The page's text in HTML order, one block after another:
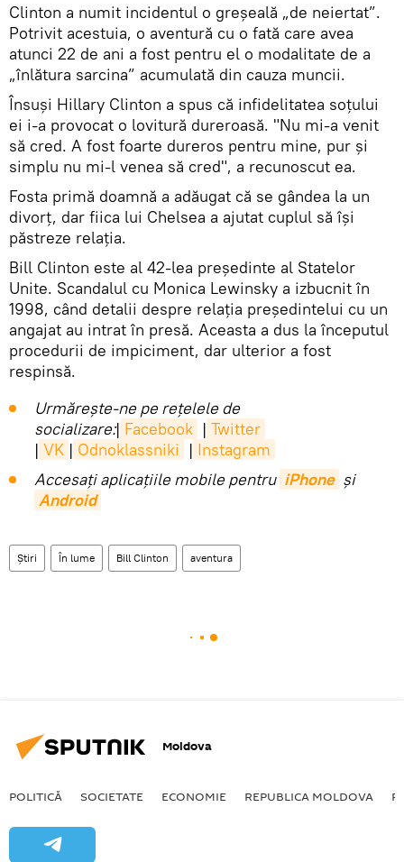
Clinton a numit incidentul o greșeală „de neiertat”.
Potrivit acestuia, o aventură cu o fată care avea
atunci 22 de ani a fost pentru el o modalitate de a
„înlătura sarcina” acumulată din cauza muncii.
Însuși Hillary Clinton a spus că infidelitatea soțului
ei i-a provocat o lovitură dureroasă. "Nu mi-a venit
să cred. A fost foarte dureros pentru mine, pur și
simplu nu mi-l venea să cred", a recunoscut ea.
Fosta primă doamnă a adăugat că se gândea la un
divorț, dar fiica lui Chelsea a ajutat cuplul să își
păstreze relația.
Bill Clinton este al 42-lea președinte al Statelor
Unite. Scandalul cu Monica Lewinsky a izbucnit în
1998, când detalii despre relația președintelui cu un
angajat au intrat în presă. Aceasta a dus la începutul
procedurii de impiciment, dar ulterior a fost
respinsă.
Urmărește-ne pe rețelele de
socializare:| Facebook | Twitter
| VK | Odnoklassniki | Instagram
Accesaţi aplicaţiile mobile pentru iPhone și
Android
Știri În lume Bill Clinton aventura
Moldova
POLITICĂ SOCIETATE ECONOMIE REPUBLICA MOLDOVA